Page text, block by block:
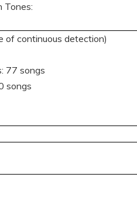
Tones:
of continuous detection)
77 songs
songs